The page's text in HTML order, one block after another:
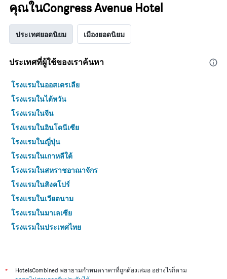
คุณในCongress Avenue Hotel
ประเทศยอดนิยม เมืองยอดนิยม
ประเทศที่ผู้ใช้ของเราค้นหา
โรงแรมในออสเตรเลีย
โรงแรมในไต้หวัน
โรงแรมในจีน
โรงแรมในอินโดนีเซีย
โรงแรมในญี่ปุ่น
โรงแรมในเกาหลีใต้
โรงแรมในสหราชอาณาจักร
โรงแรมในสิงคโปร์
โรงแรมในเวียดนาม
โรงแรมในมาเลเซีย
โรงแรมในประเทศไทย
*
HotelsCombined พยายามกำหนดราคาที่ถูกต้องเสมอ อย่างไรก็ตาม